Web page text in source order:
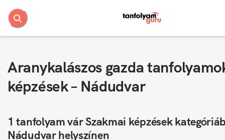
Aranykalászos gazda
képzések – Nádudvar
1 tanfolyam vár Szakmai képzések
Nádudvar helyszínen